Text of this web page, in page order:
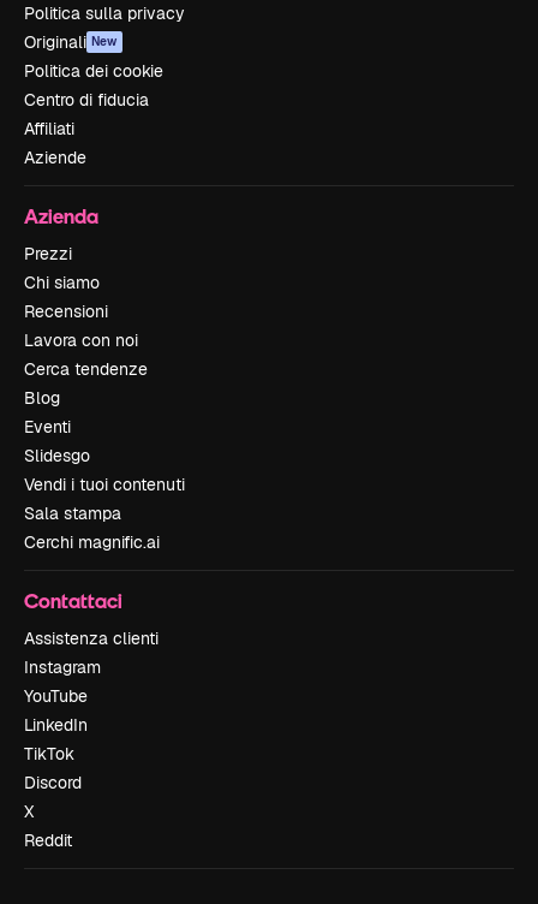
Politica sulla privacy
Originali New
Politica dei cookie
Centro di fiducia
Affiliati
Aziende
Azienda
Prezzi
Chi siamo
Recensioni
Lavora con noi
Cerca tendenze
Blog
Eventi
Slidesgo
Vendi i tuoi contenuti
Sala stampa
Cerchi magnific.ai
Contattaci
Assistenza clienti
Instagram
YouTube
LinkedIn
TikTok
Discord
X
Reddit